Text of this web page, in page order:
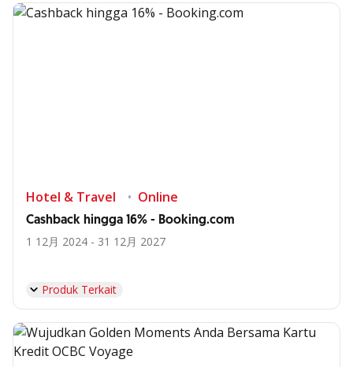
Hotel & Travel Online
Cashback hingga 16% - Booking.com
1 12月 2024 - 31 12月 2027
Produk Terkait